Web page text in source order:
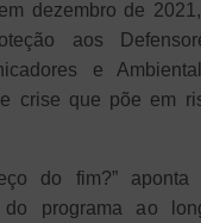
dezembro de
aos
e
crise que põe em
do fim?”
do programa ao